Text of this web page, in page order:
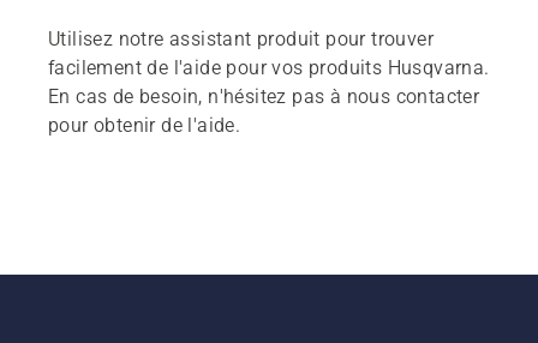
Utilisez notre assistant produit pour trouver
facilement de l'aide pour vos produits Husqvarna.
En cas de besoin, n'hésitez pas à nous contacter
pour obtenir de l'aide.